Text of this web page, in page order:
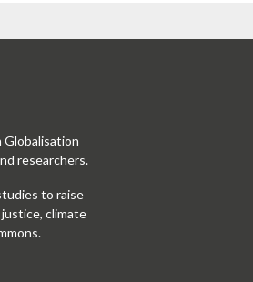
researchers.
to raise
climate